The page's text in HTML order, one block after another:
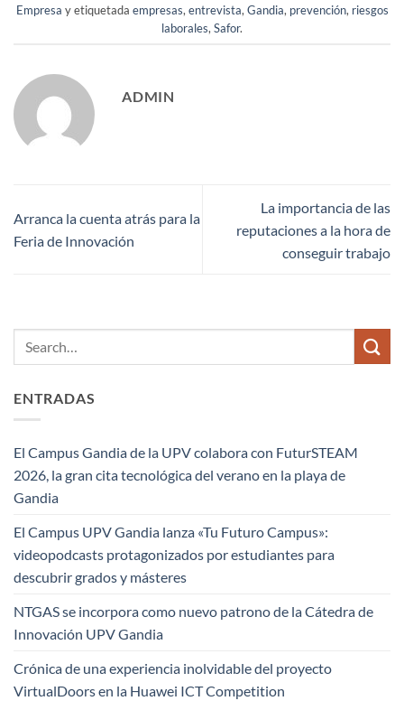
Empresa y etiquetada empresas, entrevista, Gandia, prevención, riesgos
laborales, Safor.
ADMIN
Arranca la cuenta atrás para la
Feria de Innovación
La importancia de las
reputaciones a la hora de
conseguir trabajo
ENTRADAS
El Campus Gandia de la UPV colabora con FuturSTEAM
2026, la gran cita tecnológica del verano en la playa de
Gandia
El Campus UPV Gandia lanza «Tu Futuro Campus»:
videopodcasts protagonizados por estudiantes para
descubrir grados y másteres
NTGAS se incorpora como nuevo patrono de la Cátedra de
Innovación UPV Gandia
Crónica de una experiencia inolvidable del proyecto
VirtualDoors en la Huawei ICT Competition